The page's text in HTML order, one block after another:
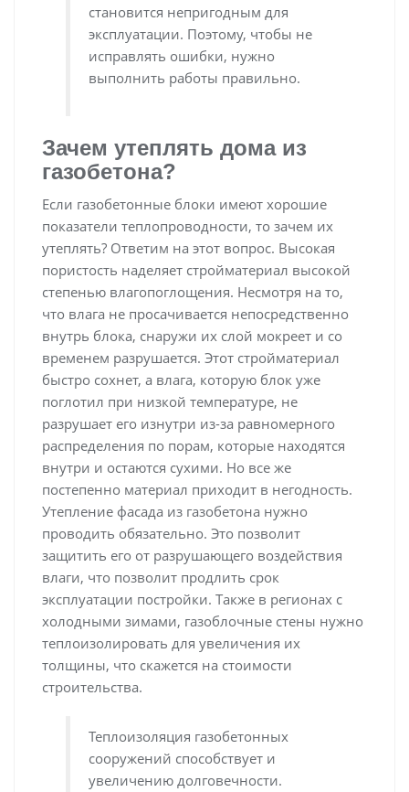
становится непригодным для
эксплуатации. Поэтому, чтобы не
исправлять ошибки, нужно
выполнить работы правильно.
Зачем утеплять дома из
газобетона?
Если газобетонные блоки имеют хорошие
показатели теплопроводности, то зачем их
утеплять? Ответим на этот вопрос. Высокая
пористость наделяет стройматериал высокой
степенью влагопоглощения. Несмотря на то,
что влага не просачивается непосредственно
внутрь блока, снаружи их слой мокреет и со
временем разрушается. Этот стройматериал
быстро сохнет, а влага, которую блок уже
поглотил при низкой температуре, не
разрушает его изнутри из-за равномерного
распределения по порам, которые находятся
внутри и остаются сухими. Но все же
постепенно материал приходит в негодность.
Утепление фасада из газобетона нужно
проводить обязательно. Это позволит
защитить его от разрушающего воздействия
влаги, что позволит продлить срок
эксплуатации постройки. Также в регионах с
холодными зимами, газоблочные стены нужно
теплоизолировать для увеличения их
толщины, что скажется на стоимости
строительства.
Теплоизоляция газобетонных
сооружений способствует и
увеличению долговечности.